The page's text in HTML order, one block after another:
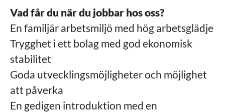
Vad får du när du jobbar hos oss?
En familjär arbetsmiljö med hög arbetsglädje
Trygghet i ett bolag med god ekonomisk
stabilitet
Goda utvecklingsmöjligheter och möjlighet
att påverka
En gedigen introduktion med en